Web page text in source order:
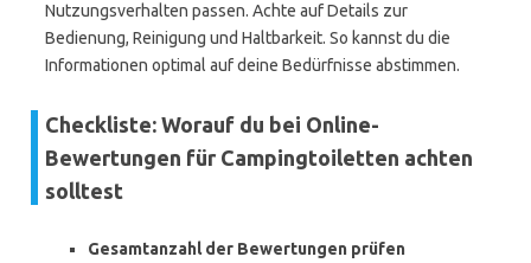
Nutzungsverhalten passen. Achte auf Details zur
Bedienung, Reinigung und Haltbarkeit. So kannst du die
Informationen optimal auf deine Bedürfnisse abstimmen.
Checkliste: Worauf du bei Online-
Bewertungen für Campingtoiletten achten
solltest
Gesamtanzahl der Bewertungen prüfen